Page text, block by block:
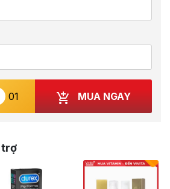
MUA NGAY
trợ